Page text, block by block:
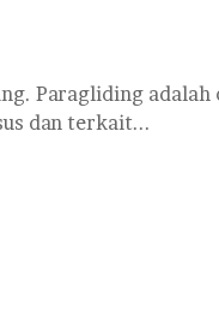
Paragliding
dan terkait...